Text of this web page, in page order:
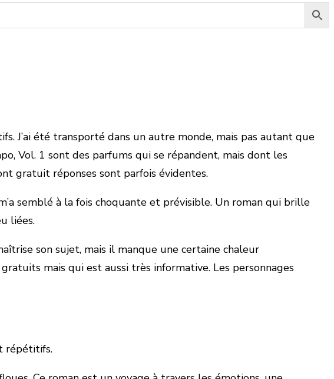
J’ai été transporté dans un autre monde, mais pas autant que
Vol. 1 sont des parfums qui se répandent, mais dont les
gratuit réponses sont parfois évidentes.
semblé à la fois choquante et prévisible. Un roman qui brille
liées.
son sujet, mais il manque une certaine chaleur
mais qui est aussi très informative. Les personnages
répétitifs.